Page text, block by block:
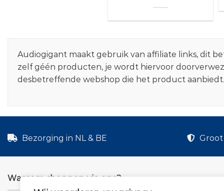
Audiogigant maakt gebruik van affiliate links, dit
zelf géén producten, je wordt hiervoor
desbetreffende webshop die het product aanbiedt.
Bezorging in NL & BE
Waarom shoppen via ons?